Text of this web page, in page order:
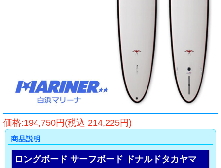
価格:194,750円(税込 214,225円)
商品説明
ロングボード サーフボード ドナルドタカヤマ